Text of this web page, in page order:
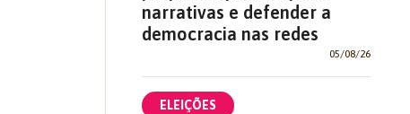
narrativas e defender a
democracia nas redes
05/08/26
ELEIÇÕES